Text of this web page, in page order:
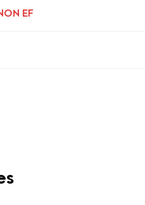
EF